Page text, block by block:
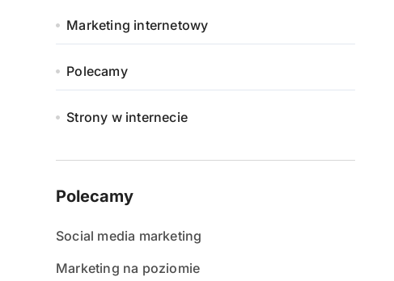
Marketing internetowy
Polecamy
Strony w internecie
Polecamy
Social media marketing
Marketing na poziomie